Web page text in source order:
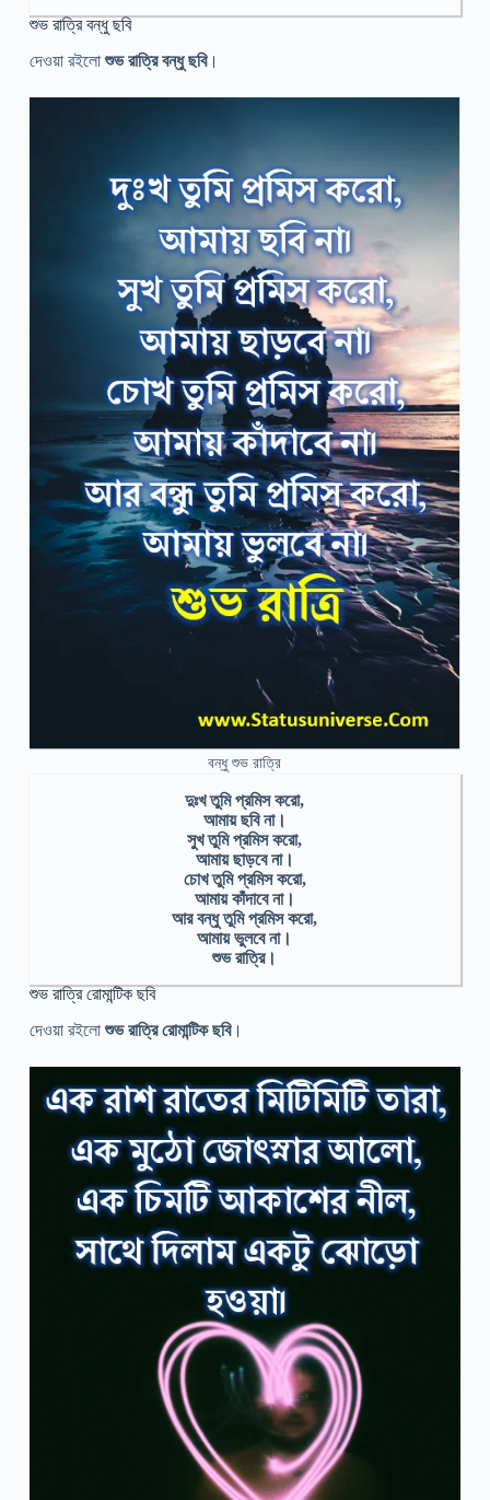
শুভ রাত্রি বন্ধু ছবি
দেওয়া রইলোশুভ রাত্রি বন্ধু ছবি।
বন্ধু শুভ রাত্রি
দুঃখ তুমি প্রমিস করো,
আমায় ছবি না।
সুখ তুমি প্রমিস করো,
আমায় ছাড়বে না।
চোখ তুমি প্রমিস করো,
আমায় কাঁদাবে না।
আর বন্ধু তুমি প্রমিস করো,
আমায় ভুলবে না।
শুভ রাত্রি।
শুভ রাত্রি রোমান্টিক ছবি
দেওয়া রইলোশুভ রাত্রি রোমান্টিক ছবি।